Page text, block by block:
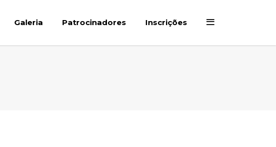
Galeria Patrocinadores Inscrições